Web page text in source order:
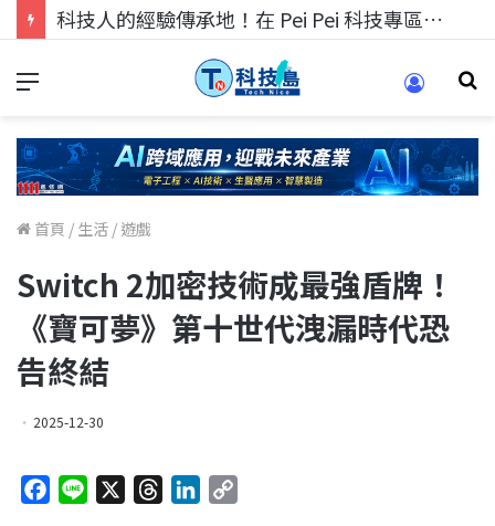
科技人找工作，就到TECH+ 科技專區!
首頁 / 生活 / 遊戲
Switch 2加密技術成最強盾牌！
《寶可夢》第十世代洩漏時代恐
告終結
2025-12-30